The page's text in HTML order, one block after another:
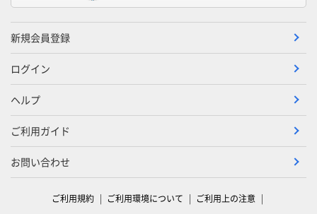
新規会員登録
ログイン
ヘルプ
ご利用ガイド
お問い合わせ
ご利用規約 ご利用環境について
ご利用上の注意